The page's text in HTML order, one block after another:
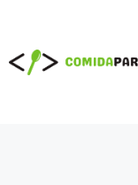
contenido